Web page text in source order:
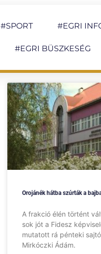
#SPORT #EGRI
#EGRI BÜSZKESÉG
Orojánék hátba szúrták a
A frakció élén történt
sok jót a Fidesz
mutatott rá pénteki
Mirkóczki Ádám.